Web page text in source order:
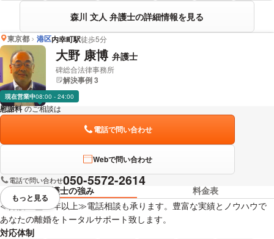
森川 文人 弁護士の詳細情報を見る
東京都 港区内幸町駅徒歩5分
大野 康博 弁護士
碑総合法律事務所
解決事例 3
現在営業中08:00 - 24:00
慰謝料 のご相談は
電話で問い合わせ
Webで問い合わせ
電話で問い合わせ050-5572-2614
弁護士の強み
料金表
≪弁護士歴20年以上≫電話相談も承ります。豊富な実績とノウハウで
あなたの離婚をトータルサポート致します。
対応体制
視覚的に省略されている要素を
もっと見る